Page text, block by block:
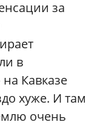
за
в
Кавказе
хуже. И там
очень